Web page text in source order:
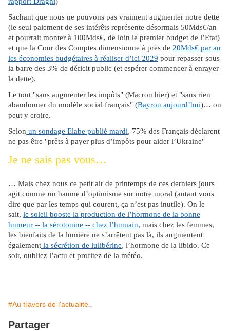
Sachant que nous ne pouvons pas vraiment augmenter notre dette
(le seul paiement de ses intérêts représente désormais 50Mds€/an
et pourrait monter à 100Mds€, de loin le premier budget de l’Etat)
et que la Cour des Comptes dimensionne à près de 20Mds€ par an
les économies budgétaires à réaliser d’ici 2029 pour repasser sous
la barre des 3% de déficit public (et espérer commencer à enrayer
la dette).
Le tout "sans augmenter les impôts" (Macron hier) et "sans rien
abandonner du modèle social français" (Bayrou aujourd’hui)… on
peut y croire.
Selon un sondage Elabe publié mardi, 75% des Français déclarent
ne pas être "prêts à payer plus d’impôts pour aider l’Ukraine"
Je ne sais pas vous…
… Mais chez nous ce petit air de printemps de ces derniers jours
agit comme un baume d’optimisme sur notre moral (autant vous
dire que par les temps qui courent, ça n’est pas inutile). On le
sait, le soleil booste la production de l’hormone de la bonne
humeur -- la sérotonine -- chez l’humain, mais chez les femmes,
les bienfaits de la lumière ne s’arrêtent pas là, ils augmentent
également la sécrétion de lulibérine, l’hormone de la libido. Ce
soir, oubliez l’actu et profitez de la météo.
#Au travers de l'actualité..
Partager